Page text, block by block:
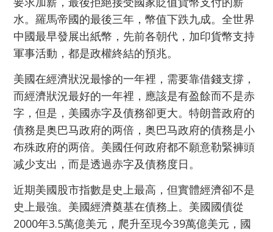
水。羅馬帝國的最後三年，幣值下跌九成。全世界
中國最早發展出紙幣，先前各朝代，加印貨幣支持
軍事活動，都是政權終結的預兆。
美國在經濟狀況最慘的一年裡，需要靠借錢支撐，
而經濟狀況最好的一年裡，應該是有盈餘而不是赤
字，但是，美國赤字及債務卻更大。特朗普政府的
債務是奥巴马政府的两倍，奥巴马政府的債務是小
布殊政府的两倍。美國任何政府都不願意勒緊褲頭
减少支出，而是透過赤字及債務度日。
近期美國股市指數是史上最高，但實體經濟卻不是
史上最強。美國經濟奠基在債務上。美國國債從
2000年3.5萬億美元，爬升至現今39萬億美元，國